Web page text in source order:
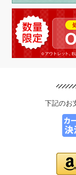
下記のお